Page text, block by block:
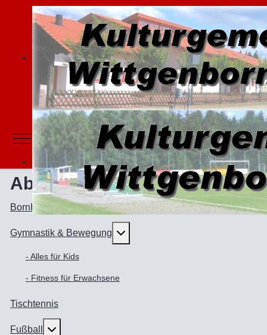
Mobile Menu Toggle
Abteilungen
BornBörner - Karnevalsabteilung
Gymnastik & Bewegung Weitere Informationen:
- Alles für Kids
- Fitness für Erwachsene
Tischtennis
Fußball Weitere Informationen: Fußball